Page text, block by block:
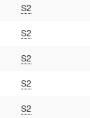
S2
S2
S2
S2
S2